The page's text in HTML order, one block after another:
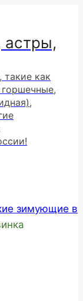
астры,
как
зимующие в